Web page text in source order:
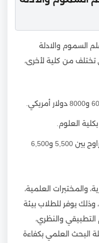
السموم والادلة
تختلف من كلية لأخرى،
أما عن رسوم كلية الصيدلة فتتراوح بين 5,500 و6,500
والمختبرات العلمية،
وذلك يوفر للطلاب بيئة
والنظري،
البحث العلمي بكفاءة